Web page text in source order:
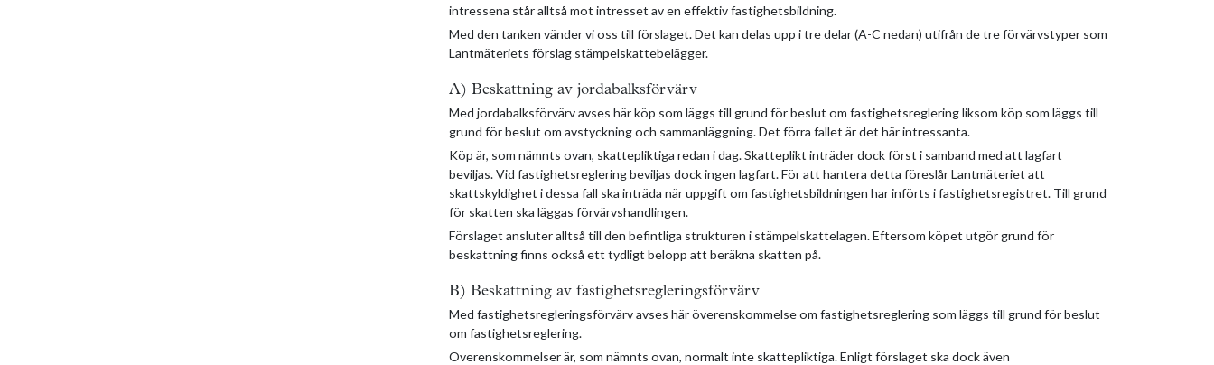
intressena står alltså mot intresset av en effektiv fastighetsbildning.
Med den tanken vänder vi oss till förslaget. Det kan delas upp i tre delar (A-C nedan) utifrån de tre förvärvstyper som
Lantmäteriets förslag stämpelskattebelägger.
A) Beskattning av jordabalksförvärv
Med jordabalksförvärv avses här köp som läggs till grund för beslut om fastighetsreglering liksom köp som läggs till
grund för beslut om avstyckning och sammanläggning. Det förra fallet är det här intressanta.
Köp är, som nämnts ovan, skattepliktiga redan i dag. Skatteplikt inträder dock först i samband med att lagfart
beviljas. Vid fastighetsreglering beviljas dock ingen lagfart. För att hantera detta föreslår Lantmäteriet att
skattskyldighet i dessa fall ska inträda när uppgift om fastighetsbildningen har införts i fastighetsregistret. Till grund
för skatten ska läggas förvärvshandlingen.
Förslaget ansluter alltså till den befintliga strukturen i stämpelskattelagen. Eftersom köpet utgör grund för
beskattning finns också ett tydligt belopp att beräkna skatten på.
B) Beskattning av fastighetsregleringsförvärv
Med fastighetsregleringsförvärv avses här överenskommelse om fastighetsreglering som läggs till grund för beslut
om fastighetsreglering.
Överenskommelser är, som nämnts ovan, normalt inte skattepliktiga. Enligt förslaget ska dock även